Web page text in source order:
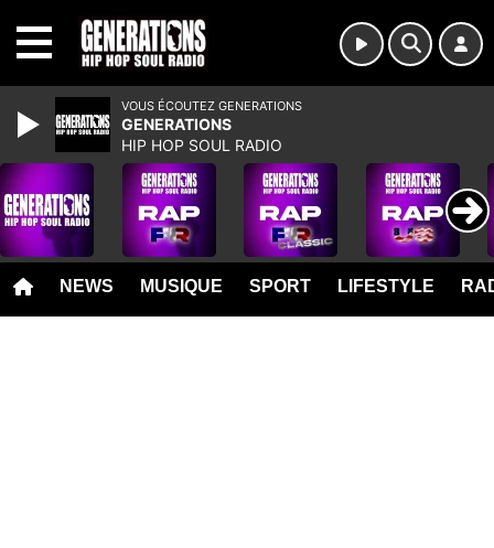
NEWS MUSIQUE SPORT LIFESTYLE
VOUS ÉCOUTEZ GENERATIONS
GENERATIONS
HIP HOP SOUL RADIO